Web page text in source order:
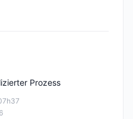
Prozess